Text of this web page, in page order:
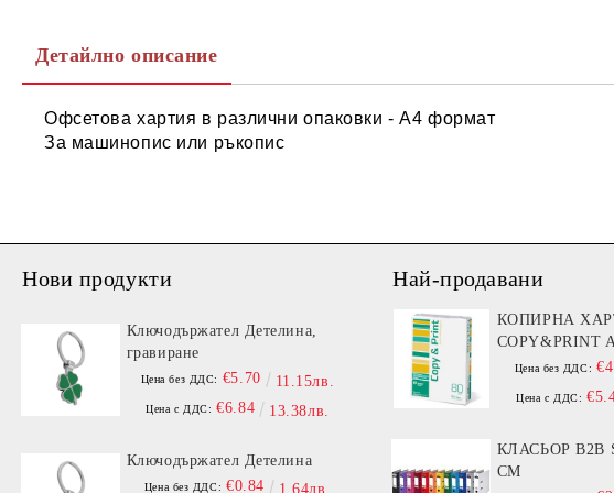
Детайлно описание
Офсетова хартия в различни опаковки - А4 формат
За машинопис или ръкопис
Нови продукти
Ключодържател Детелина,
гравиране
Цена без ДДС: €5.70 11.15лв.
Цена с ДДС: €6.84 13.38лв.
Ключодържател Детелина
Цена без ДДС: €0.84 1.64лв.
Най-продавани
КОПИРНА
COPY&PRINT
Цена без ДДС:
Цена с ДДС:
КЛАСЬОР B2B
СМ